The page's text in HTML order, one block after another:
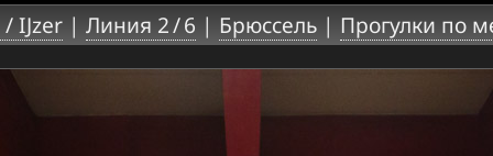
IJzer| Линия 2 / 6 | Брюссель| Прогулки по